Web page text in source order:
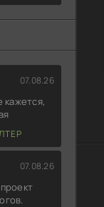
07.08.26
кажется,
07.08.26